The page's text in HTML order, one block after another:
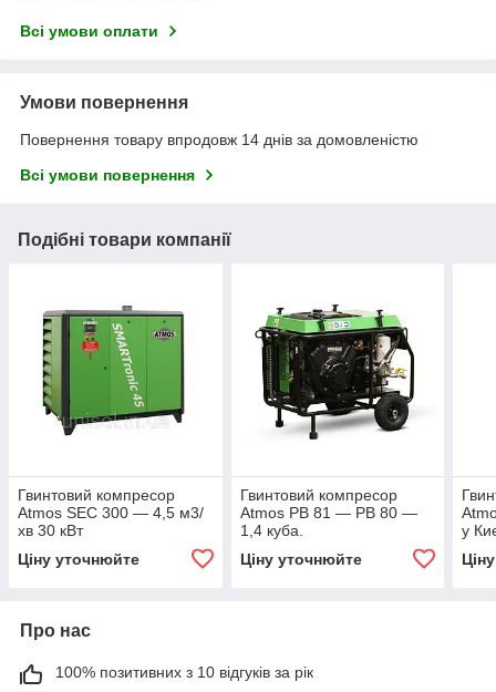
Всі умови оплати
Умови повернення
Повернення товару впродовж 14 днів за домовленістю
Всі умови повернення
Подібні товари компанії
Гвинтовий компресор
Atmos SEC 300 — 4,5 м3/
хв 30 кВт
Ціну уточнюйте
Гвинтовий компресор
Atmos PB 81 — PB 80 —
1,4 куба.
Ціну уточнюйте
у
Про нас
100% позитивних з 10 відгуків за рік